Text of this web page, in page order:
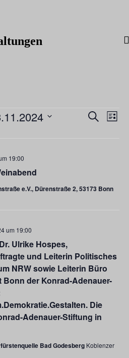
Suche
Liste
19:00
e.V., Dürenstraße 2, 53173 Bonn
Ulrike Hospes,
und Leiterin Politisches
NRW sowie Leiterin Büro
der Konrad-Adenauer-
Die
Adenauer-Stiftung in
um 19:00
Bad Godesberg Koblenzer